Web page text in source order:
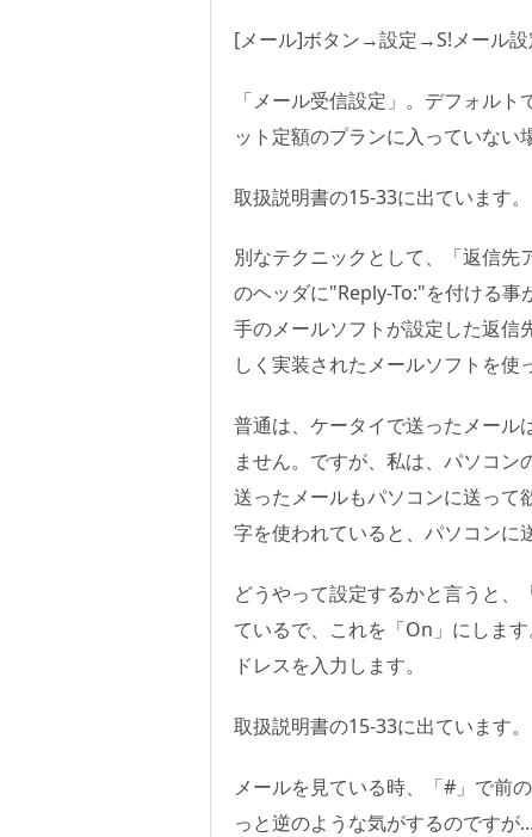
[メール]ボタン→設定→S!メール設
「メール受信設定」。デフォル
ット定額のプランに入っていない
取扱説明書の15-33に出ています。
別なテクニックとして、「返信
のヘッダに"Reply-To:"を付ける事
手のメールソフトが設定した返信
しく実装されたメールソフトを使
普通は、ケータイで送ったメール
ません。ですが、私は、パソコ
送ったメールもパソコンに送って
字を使われていると、パソコンに
どうやって設定するかと言うと
ているで、これを「On」にしま
ドレスを入力します。
取扱説明書の15-33に出ています。
メールを見ている時、「#」で前
っと逆のような気がするのですが